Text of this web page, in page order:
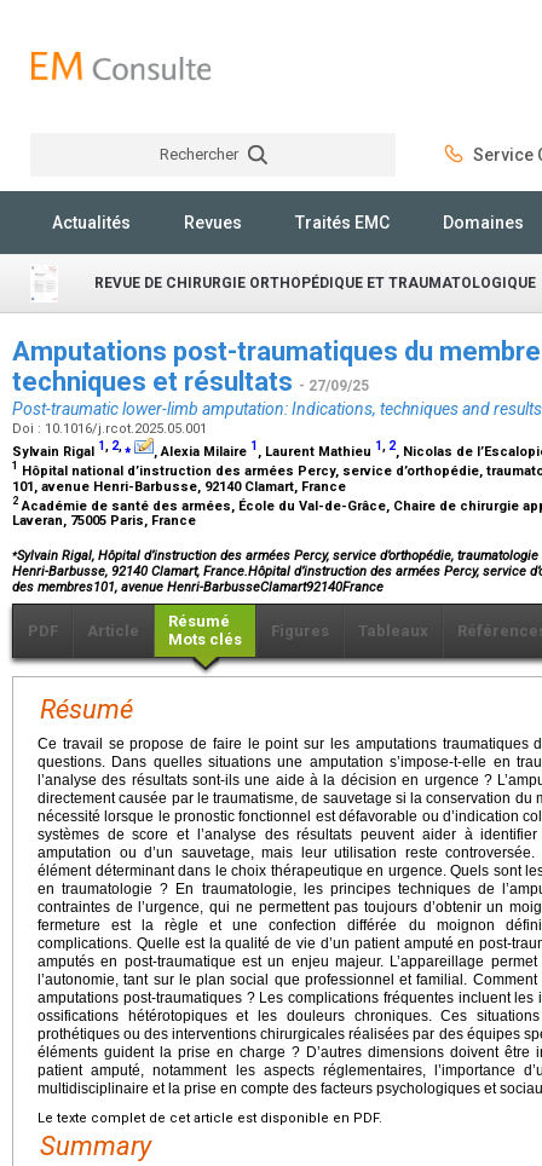
Rechercher Service
Actualités Revues Traités EMC Domaines
REVUE DE CHIRURGIE ORTHOPÉDIQUE ET TRAUMATOLOGIQUE
Amputations post-traumatiques du
techniques et résultats - 27/09/25
Post-traumatic lower-limb amputation: Indications, techniques and results
Doi : 10.1016/j.rcot.2025.05.001
Sylvain Rigal 1, 2,⁎ , Alexia Milaire 1 , Laurent Mathieu 1, 2, Nicolas de
1 Hôpital national d’instruction des armées Percy, service d’orthopédie,
101, avenue Henri-Barbusse, 92140 Clamart, France
2 Académie de santé des armées, École du Val-de-Grâce, Chaire de chirurgie
Laveran, 75005 Paris, France
⁎Sylvain Rigal, Hôpital d’instruction des armées Percy, service d’orthopédie,
Henri-Barbusse, 92140 Clamart, France.Hôpital d’instruction des armées Percy, service
des membres101, avenue Henri-BarbusseClamart92140France
PDF Article
Résumé
Mots clés
Figures Tableaux
Résumé
Ce travail se propose de faire le point sur les amputations traumatiques
questions. Dans quelles situations une amputation s’impose-t-elle en
l’analyse des résultats sont-ils une aide à la décision en urgence ?
directement causée par le traumatisme, de sauvetage si la conservation du
nécessité lorsque le pronostic fonctionnel est défavorable ou d’indication
systèmes de score et l’analyse des résultats peuvent aider à
amputation ou d’un sauvetage, mais leur utilisation reste
élément déterminant dans le choix thérapeutique en urgence. Quels sont
en traumatologie ? En traumatologie, les principes techniques de
contraintes de l’urgence, qui ne permettent pas toujours d’obtenir un
fermeture est la règle et une confection différée du moignon
complications. Quelle est la qualité de vie d’un patient amputé en post-
amputés en post-traumatique est un enjeu majeur. L’appareillage
l’autonomie, tant sur le plan social que professionnel et familial.
amputations post-traumatiques ? Les complications fréquentes incluent
ossifications hétérotopiques et les douleurs chroniques. Ces
prothétiques ou des interventions chirurgicales réalisées par des équipes
éléments guident la prise en charge ? D’autres dimensions doivent
patient amputé, notamment les aspects réglementaires, l’importance
multidisciplinaire et la prise en compte des facteurs psychologiques et
Le texte complet de cet article est disponible en PDF.
Summary